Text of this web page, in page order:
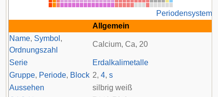
Periodensystem
Allgemein
Name, Symbol ,
Ordnungszahl
Calcium, Ca, 20
Serie
Erdalkalimetalle
Gruppe, Periode, Block 2, 4, s
Aussehen
silbrig weiß